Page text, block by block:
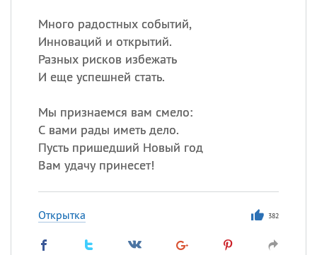
Много радостных событий,
Инноваций и открытий.
Разных рисков избежать
И еще успешней стать.
Мы признаемся вам смело:
С вами рады иметь дело.
Пусть пришедший Новый год
Вам удачу принесет!
Открытка 382